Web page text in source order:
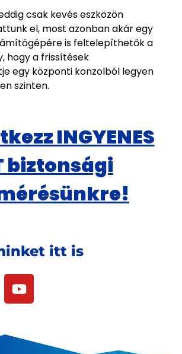
csak kevés eszközön
el, most azonban akár egy
is feltelepíthetők a
hogy a frissítések
egy központi konzolból legyen
szinten.
INGYENES
biztonsági
itt is